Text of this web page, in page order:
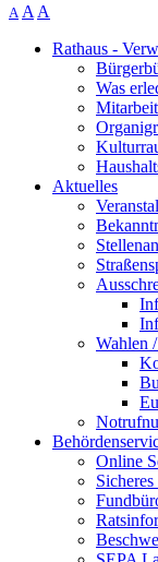
A A A
Rathaus -
Was
Aktuelles
Wahlen
Online